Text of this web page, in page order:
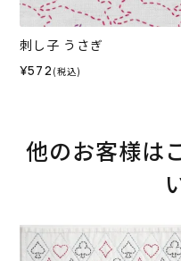
刺し子 うさぎ
¥572 (税込)
他のお客様は